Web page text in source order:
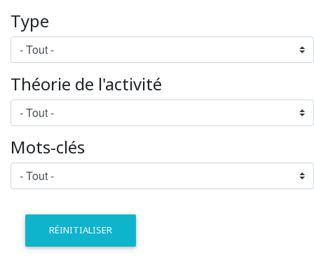
Type
Théorie de l'activité
Mots-clés
RÉINITIALISER